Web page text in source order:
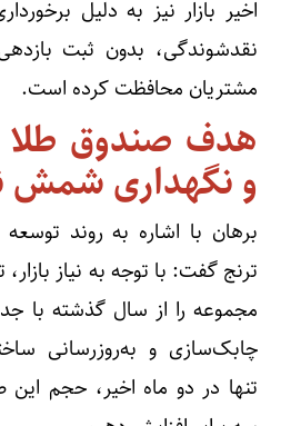
اخیر بازار نیز به دلیل
نقدشوندگی، بدون ثبت
مشتریان محافظت کرده است.
هدف صندوق
و نگهداری
برهان با اشاره به روند
ترنج گفت: با توجه به نیاز
مجموعه را از سال گذشته با
چابک‌سازی و به‌روزرسانی
تنها در دو ماه اخیر، حجم